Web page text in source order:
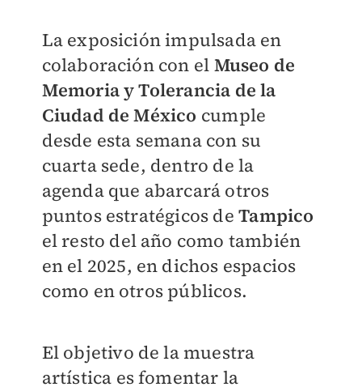
La exposición impulsada en
colaboración con el Museo de
Memoria y Tolerancia de la
Ciudad de México cumple
desde esta semana con su
cuarta sede, dentro de la
agenda que abarcará otros
puntos estratégicos deTampico
el resto del año como también
en el 2025, en dichos espacios
como en otros públicos.
El objetivo de la muestra
artística es fomentar la